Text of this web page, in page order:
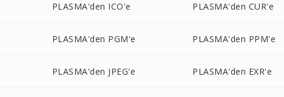
PLASMA'den ICO'e PLASMA'den CUR'e
PLASMA'den PGM'e PLASMA'den PPM'e
PLASMA'den JPEG'e PLASMA'den EXR'e